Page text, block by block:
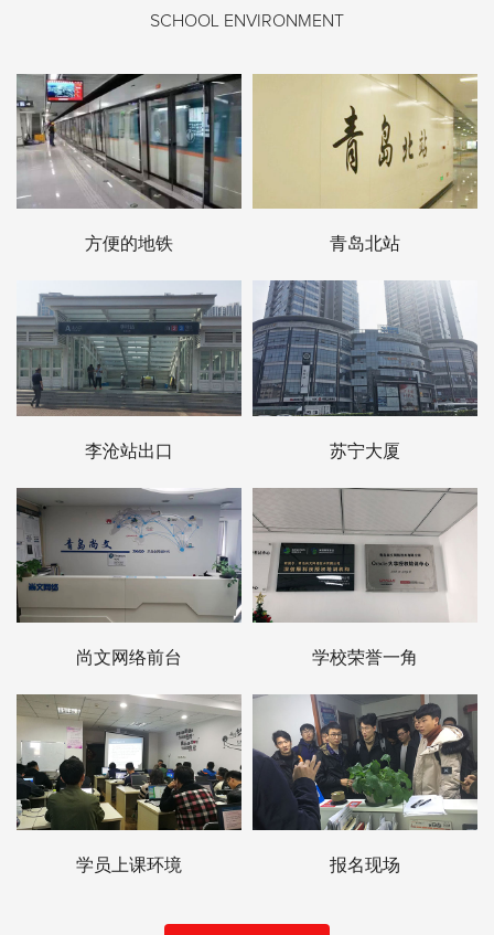
SCHOOL ENVIRONMENT
方便的地铁 青岛北站
李沧站出口 苏宁大厦
尚文网络前台 学校荣誉一角
学员上课环境 报名现场